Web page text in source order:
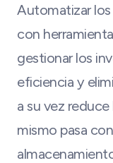
Automatizar
con
gestionar los
eficiencia y
a su vez
mismo pasa